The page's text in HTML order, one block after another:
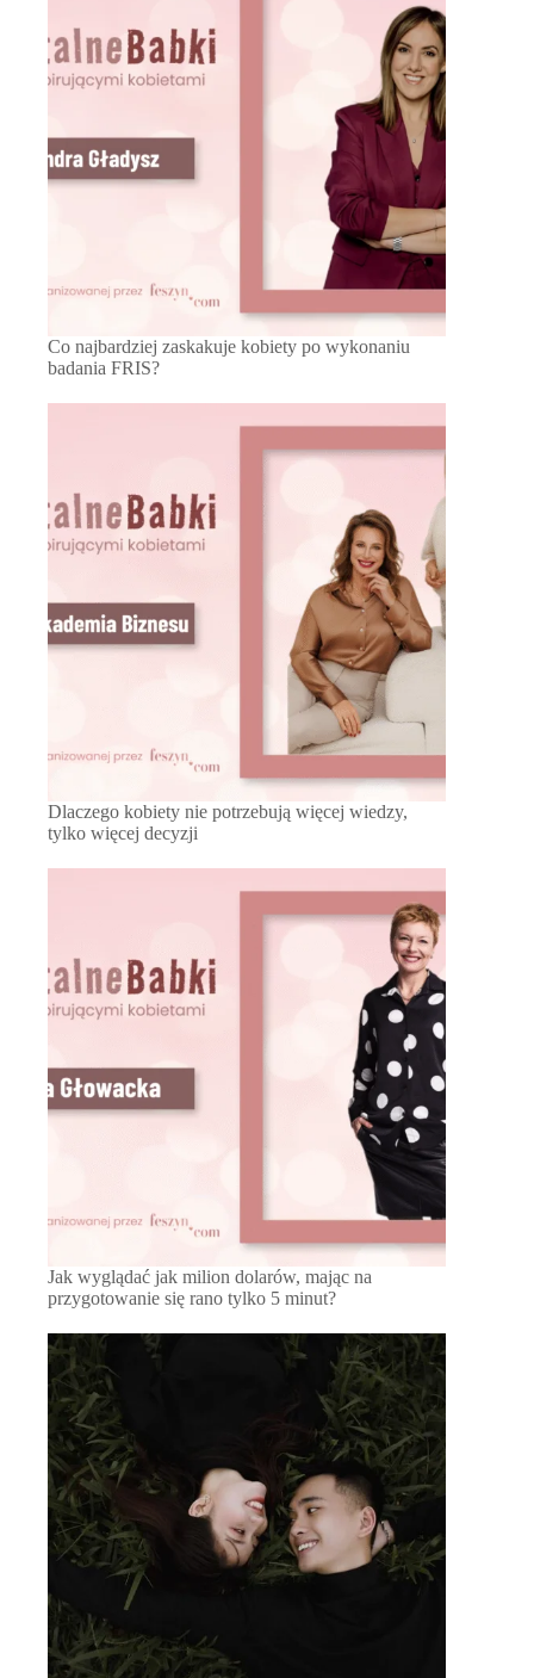
Co najbardziej zaskakuje kobiety po wykonaniu
badania FRIS?
Dlaczego kobiety nie potrzebują więcej wiedzy,
tylko więcej decyzji
Jak wyglądać jak milion dolarów, mając na
przygotowanie się rano tylko 5 minut?